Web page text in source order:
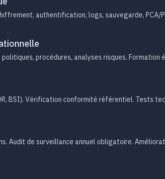
authentification, logs, sauvegarde, PCA/
procédures, analyses risques. Formation
BSI). Vérification conformité référentiel. Tests
Audit de surveillance annuel obligatoire.